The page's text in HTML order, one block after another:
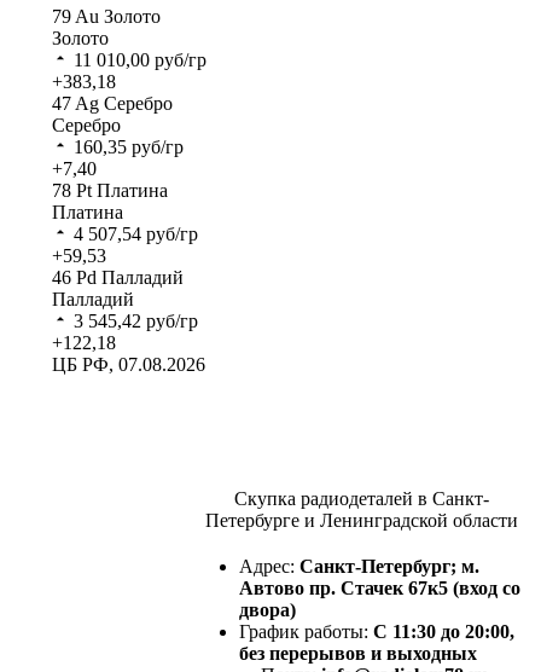
79Au Золото
Золото
11 010,00 руб/гр
+383,18
47Ag Серебро
Серебро
160,35 руб/гр
+7,40
78 Pt Платина
Платина
4 507,54 руб/гр
+59,53
46 Pd Палладий
Палладий
3 545,42 руб/гр
+122,18
ЦБ РФ, 07.08.2026
Скупка радиодеталей в Санкт-
Петербурге и Ленинградской области
Адрес: Санкт-Петербург; м.
Автово пр. Стачек 67к5 (вход со
двора)
График работы: С 11:30 до 20:00,
без перерывов и выходных